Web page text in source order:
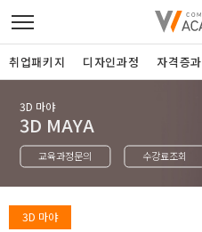
디자인정규과정
디자인단과과정
게임과정
취업패키지 디자인과정 자격증
3D 마야
3D MAYA
교육과정문의 수강료조회
3D 마야